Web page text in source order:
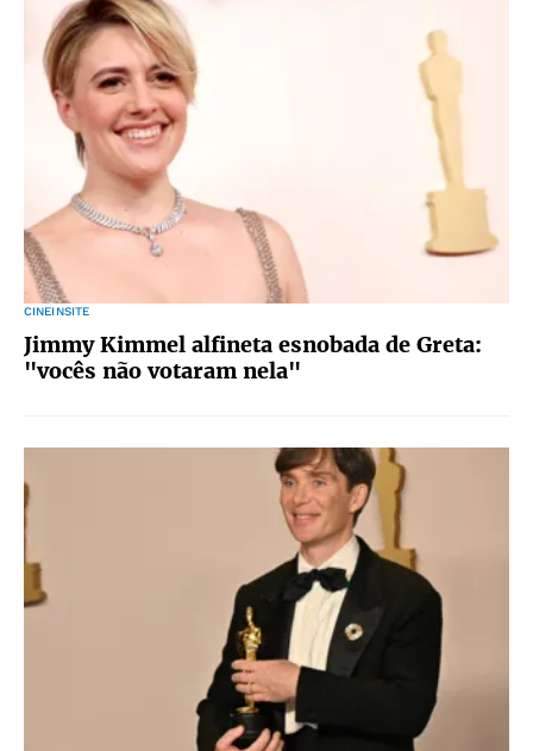
CINEINSITE
Jimmy Kimmel alfineta esnobada de Greta:
"vocês não votaram nela"